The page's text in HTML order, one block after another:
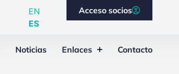
EN
ES
Acceso socios
Noticias Enlaces Contacto